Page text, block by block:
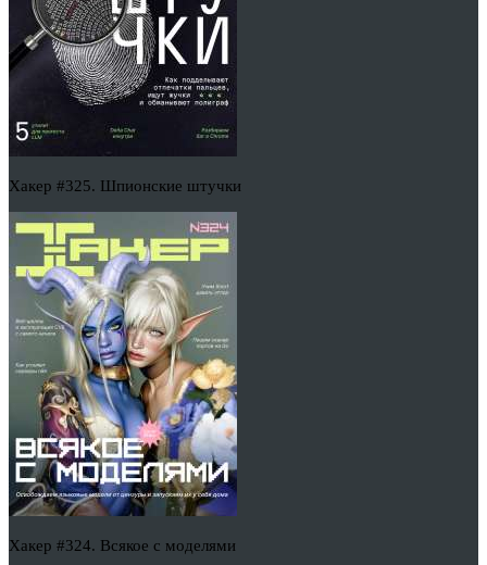
Хакер #325. Шпионские штучки
Хакер #324. Всякое с моделями